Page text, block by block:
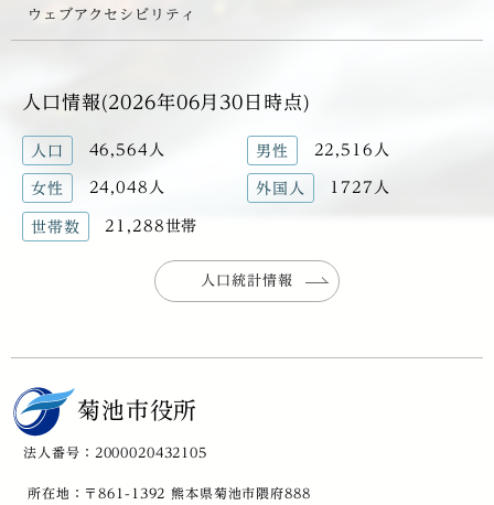
ウェブアクセシビリティ
人口情報(2026年06月30日時点)
人口 46,564人 男性 22,516人
女性 24,048人 外国人 1727人
世帯数 21,288世帯
人口統計情報
菊池市役所
法人番号：2000020432105
所在地：〒861-1392 熊本県菊池市隈府888